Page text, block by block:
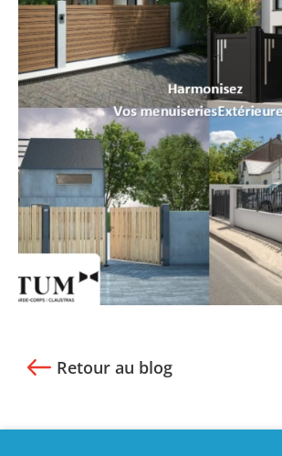
Retour au blog